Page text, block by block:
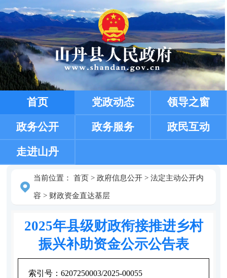
首页 党政动态 领导之窗
政务公开 政务服务 政民互动
走进山丹
当前位置： 首页> 政府信息公开> 法定主动公开内
容 > 财政资金直达基层
2025年县级财政衔接推进乡村
振兴补助资金公示公告表
索引号： 6207250003/2025-00055